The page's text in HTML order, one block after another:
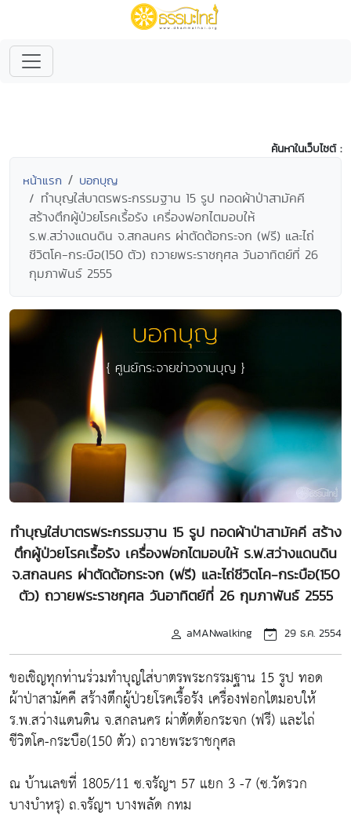
ค้นหาในเว็บไซต์ :
หน้าแรก บอกบุญ
ทำบุญใส่บาตรพระกรรมฐาน 15 รูป ทอดผ้าป่าสามัคคี
สร้างตึกผู้ป่วยโรคเรื้อรัง เครื่องฟอกไตมอบให้
ร.พ.สว่างแดนดิน จ.สกลนคร ผ่าตัดต้อกระจก (ฟรี) และไถ่
ชีวิตโค-กระบือ(150 ตัว) ถวายพระราชกุศล วันอาทิตย์ที่ 26
กุมภาพันธ์ 2555
ทำบุญใส่บาตรพระกรรมฐาน 15 รูป ทอดผ้าป่าสามัคคี สร้าง
ตึกผู้ป่วยโรคเรื้อรัง เครื่องฟอกไตมอบให้ ร.พ.สว่างแดนดิน
จ.สกลนคร ผ่าตัดต้อกระจก (ฟรี) และไถ่ชีวิตโค-กระบือ(150
ตัว) ถวายพระราชกุศล วันอาทิตย์ที่ 26 กุมภาพันธ์ 2555
aMANwalking 29 ธ.ค. 2554
ขอเชิญทุกท่านร่วมทำบุญใส่บาตรพระกรรมฐาน 15 รูป ทอด
ผ้าป่าสามัคคี สร้างตึกผู้ป่วยโรคเรื้อรัง เครื่องฟอกไตมอบให้
ร.พ.สว่างแดนดิน จ.สกลนคร ผ่าตัดต้อกระจก (ฟรี) และไถ่
ชีวิตโค-กระบือ(150 ตัว) ถวายพระราชกุศล
ณ บ้านเลขที่ 1805/11 ซ.จรัญฯ 57 แยก 3 -7 (ซ.วัดรวก
บางบำหรุ) ถ.จรัญฯ บางพลัด กทม